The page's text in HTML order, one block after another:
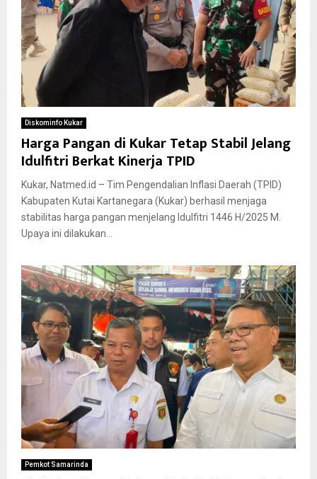
Diskominfo Kukar
Harga Pangan di Kukar Tetap Stabil Jelang
Idulfitri Berkat Kinerja TPID
Kukar, Natmed.id – Tim Pengendalian Inflasi Daerah (TPID)
Kabupaten Kutai Kartanegara (Kukar) berhasil menjaga
stabilitas harga pangan menjelang Idulfitri 1446 H/2025 M.
Upaya ini dilakukan...
Pemkot Samarinda